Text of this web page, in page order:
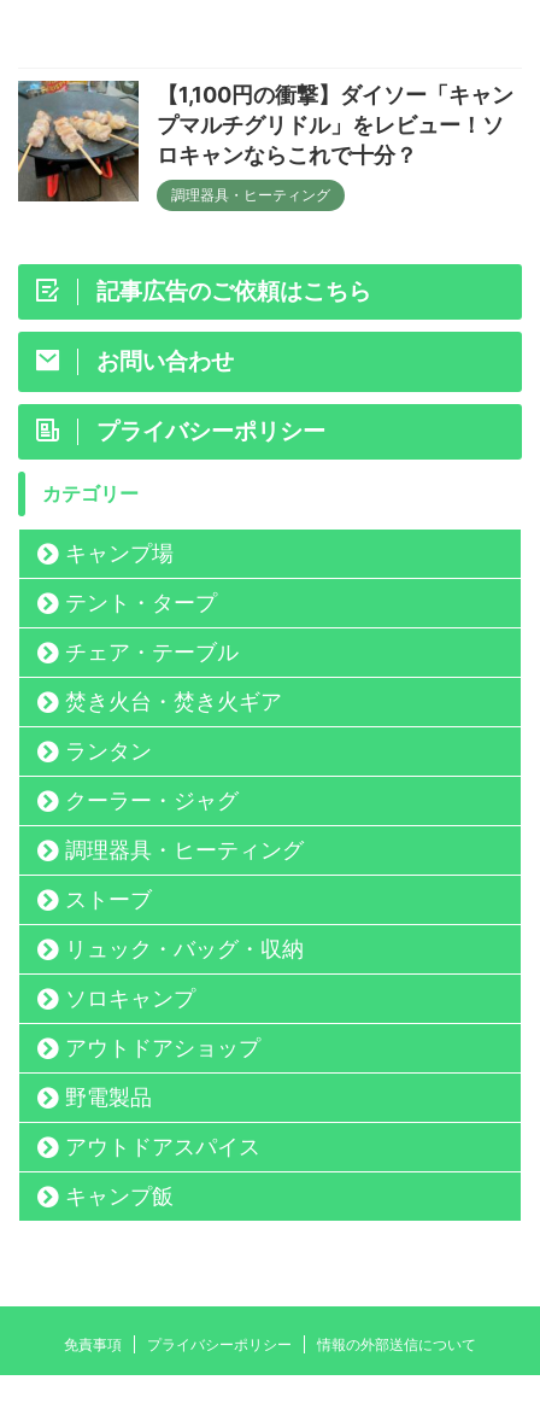
【1,100円の衝撃】ダイソー「キャン
プマルチグリドル」をレビュー！ソ
ロキャンならこれで十分？
調理器具・ヒーティング
記事広告のご依頼はこちら
お問い合わせ
プライバシーポリシー
カテゴリー
キャンプ場
テント・タープ
チェア・テーブル
焚き火台・焚き火ギア
ランタン
クーラー・ジャグ
調理器具・ヒーティング
ストーブ
リュック・バッグ・収納
ソロキャンプ
アウトドアショップ
野電製品
アウトドアスパイス
キャンプ飯
免責事項 プライバシーポリシー 情報の外部送信について